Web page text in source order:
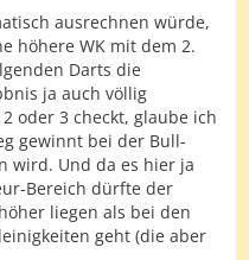
auf SB anstatt
ausrechnen würde,
höhere WK mit dem 2.
Darts die
ja auch völlig
oder 3 checkt, glaube ich
gewinnt bei der Bull-
wird. Und da es hier ja
Bereich dürfte der
liegen als bei den
geht (die aber